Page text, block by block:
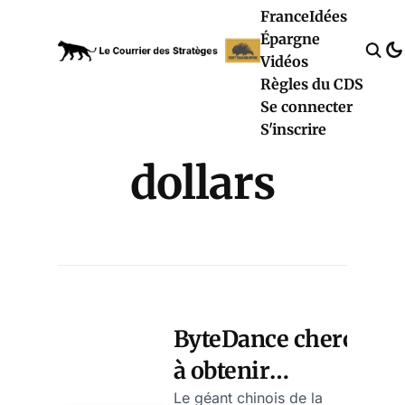
FranceIdées
Épargne
Vidéos
Règles du CDS
Se connecter
S'inscrire
dollars
ByteDance cherche
à obtenir
Le géant chinois de la